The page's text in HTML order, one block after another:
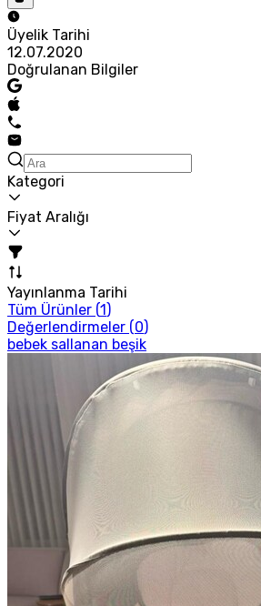
Üyelik Tarihi
12.07.2020
Doğrulanan Bilgiler
Kategori
Fiyat Aralığı
Yayınlanma Tarihi
Tüm Ürünler (1)
Değerlendirmeler (0)
bebek sallanan beşik